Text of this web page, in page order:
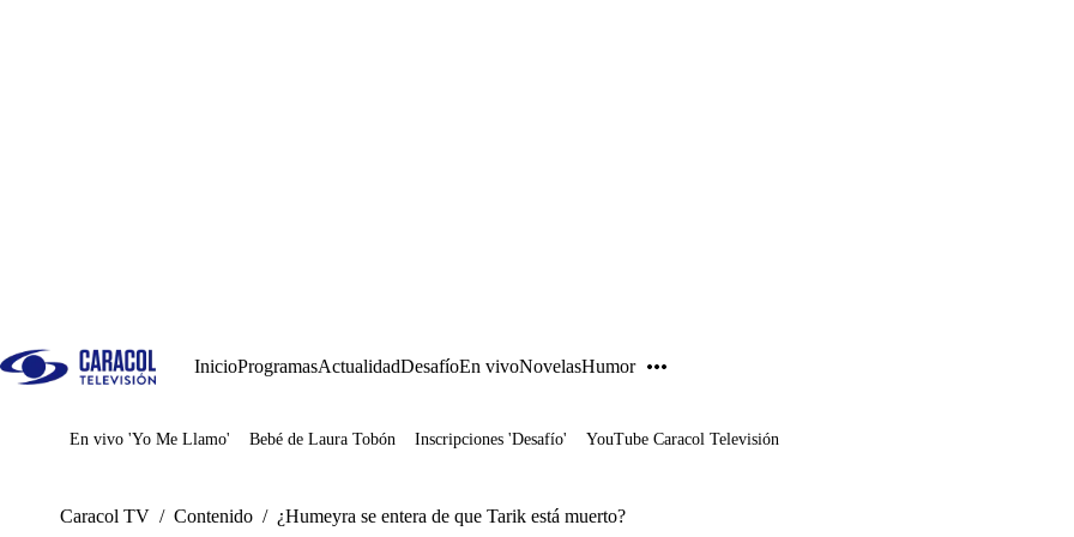
InicioProgramasActualidadDesafíoEn vivoNovelasHumor
Juegos
En vivo 'Yo Me Llamo' Bebé de Laura Tobón Inscripciones 'Desafío' YouTube Caracol Televisión
Caracol TV / Contenido / ¿Humeyra se entera de que Tarik está muerto?